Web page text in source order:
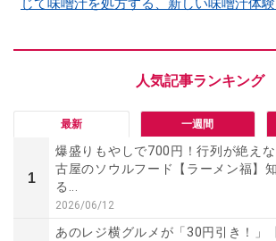
じて味噌汁を処方する、新しい味噌汁体験
最新 一週間
1
爆盛りもやしで700円！行列が絶えな
古屋のソウルフード【ラーメン福】
る...
2026/06/12
あのレジ横グルメが「30円引き！」